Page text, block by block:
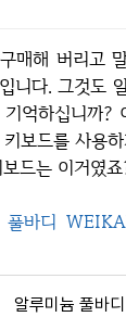
니다. 그것도
억하십니까?
보드를 사용
드는 이거였
풀바디